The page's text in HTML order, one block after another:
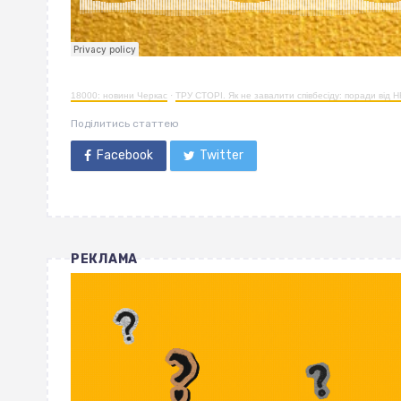
18000: новини Черкас · ТРУ СТОРІ. Як не завалити співбесіду: поради від
Поділитись статтею
Facebook Twitter
РЕКЛАМА